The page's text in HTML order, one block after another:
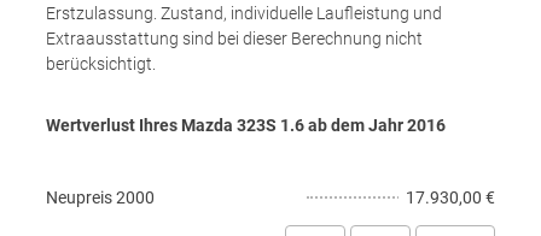
Erstzulassung. Zustand, individuelle Laufleistung und
Extraausstattung sind bei dieser Berechnung nicht
berücksichtigt.
Wertverlust Ihres Mazda 323S 1.6 ab dem Jahr2016
Neupreis2000 17.930,00 €